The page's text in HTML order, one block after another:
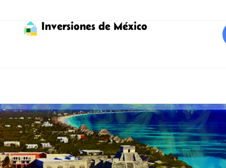
Inversiones de México